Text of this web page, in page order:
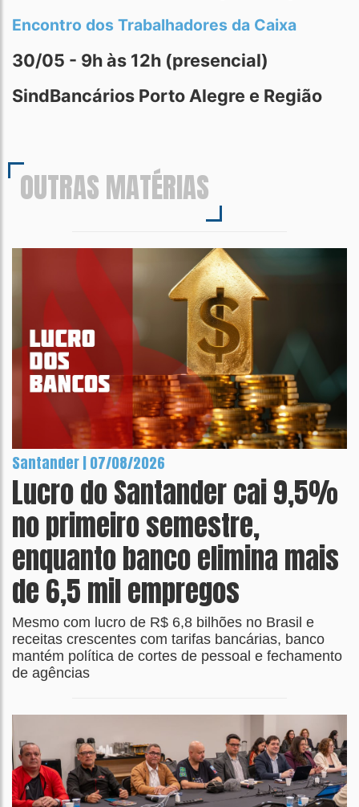
Encontro dos Trabalhadores da Caixa
30/05 - 9h às 12h (presencial)
SindBancários Porto Alegre e Região
OUTRAS MATÉRIAS
Santander | 07/08/2026
Lucro do Santander cai 9,5%
no primeiro semestre,
enquanto banco elimina mais
de 6,5 mil empregos
Mesmo com lucro de R$ 6,8 bilhões no Brasil e
receitas crescentes com tarifas bancárias, banco
mantém política de cortes de pessoal e fechamento
de agências